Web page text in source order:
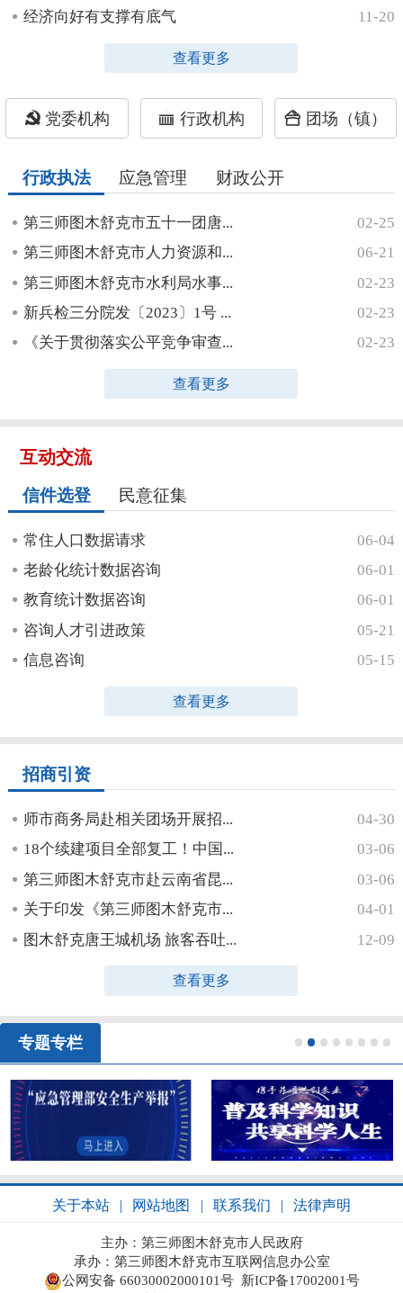
经济向好有支撑有底气
11-20
查看更多
党委机构 行政机构 团场（镇）
行政执法 应急管理 财政公开
第三师图木舒克市五十一团唐...
02-25
第三师图木舒克市人力资源和...
06-21
第三师图木舒克市水利局水事...
02-23
新兵检三分院发〔2023〕1号 ...
02-23
《关于贯彻落实公平竞争审查...
02-23
查看更多
互动交流
信件选登 民意征集
常住人口数据请求
06-04
老龄化统计数据咨询
06-01
教育统计数据咨询
06-01
咨询人才引进政策
05-21
信息咨询
05-15
查看更多
招商引资
师市商务局赴相关团场开展招...
04-30
18个续建项目全部复工！中国...
03-06
第三师图木舒克市赴云南省昆...
03-06
关于印发《第三师图木舒克市...
04-01
图木舒克唐王城机场 旅客吞吐...
12-09
查看更多
专题专栏
关于本站 | 网站地图 | 联系我们 | 法律声明
主办：第三师图木舒克市人民政府
承办：第三师图木舒克市互联网信息办公室
公网安备 66030002000101号 新ICP备17002001号